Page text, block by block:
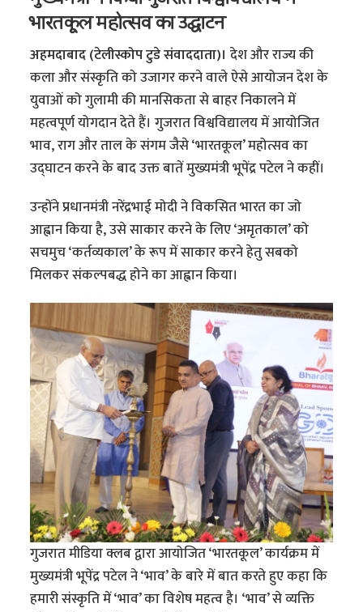
भारतकूल महोत्सव का उद्घाटन
अहमदाबाद (टेलीस्कोप टुडे संवाददाता)।देश और राज्य की
कला और संस्कृति को उजागर करने वाले ऐसे आयोजन देश के
युवाओं को गुलामी की मानसिकता से बाहर निकालने में
महत्वपूर्ण योगदान देते हैं। गुजरात विश्वविद्यालय में आयोजित
भाव, राग और ताल के संगम जैसे ‘भारतकूल’ महोत्सव का
उद्घाटन करने के बाद उक्त बातें मुख्यमंत्री भूपेंद्र पटेल ने कहीं।
उन्होंने प्रधानमंत्री नरेंद्रभाई मोदी ने विकसित भारत का जो
आह्वान किया है, उसे साकार करने के लिए ‘अमृतकाल’ को
सचमुच ‘कर्तव्यकाल’ के रूप में साकार करने हेतु सबको
मिलकर संकल्पबद्ध होने का आह्वान किया।
गुजरात मीडिया क्लब द्वारा आयोजित ‘भारतकूल’ कार्यक्रम में
मुख्यमंत्री भूपेंद्र पटेल ने ‘भाव’ के बारे में बात करते हुए कहा कि
हमारी संस्कृति में ‘भाव’ का विशेष महत्व है। ‘भाव’ से व्यक्ति